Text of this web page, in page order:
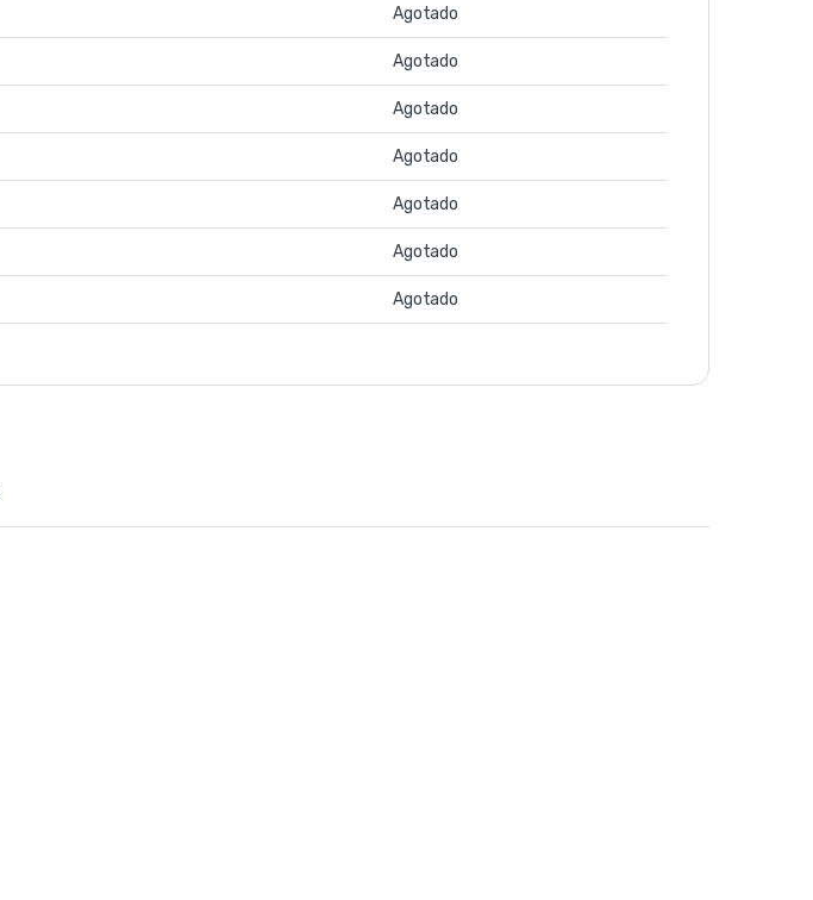
Agotado
Agotado
Agotado
Agotado
Agotado
Agotado
Agotado